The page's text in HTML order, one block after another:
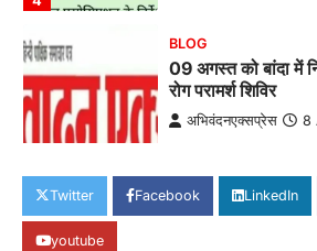
BLOG
09 अगस्त को बांदा में
रोग परामर्श शिविर
अभिवंदनएक्सप्रेस 8
स्थित कान्हा मल्टी
Twitter Facebook LinkedIn
youtube